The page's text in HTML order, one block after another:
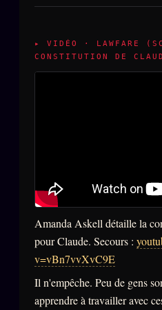
▸ VIDÉO · LAWFARE
CONSTITUTION DE
Amanda Askell détaille la
pour Claude. Secours :
v=vBn7vvXvC9E
Il n'empêche. Peu de gens
apprendre à travailler avec